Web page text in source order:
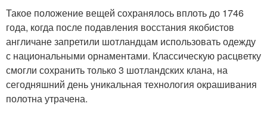
Такое положение вещей сохранялось вплоть до 1746
года, когда после подавления восстания якобистов
англичане запретили шотландцам использовать одежду
с национальными орнаментами. Классическую расцветку
смогли сохранить только 3 шотландских клана, на
сегодняшний день уникальная технология окрашивания
полотна утрачена.